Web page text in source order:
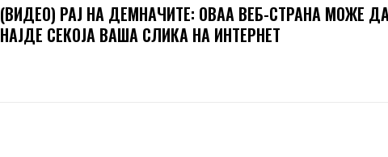
(ВИДЕО) РАЈ НА ДЕМНАЧИТЕ: ОВАА ВЕБ-СТРАНА МОЖЕ
НАЈДЕ СЕКОЈА ВАША СЛИКА НА ИНТЕРНЕТ